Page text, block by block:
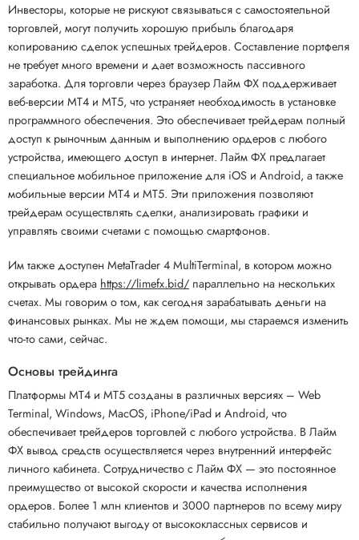
Инвесторы, которые не рискуют связываться с самостоятельной
торговлей, могут получить хорошую прибыль благодаря
копированию сделок успешных трейдеров. Составление портфеля
не требует много времени и дает возможность пассивного
заработка. Для торговли через браузер Лайм ФХ поддерживает
веб-версии MT4 и MT5, что устраняет необходимость в установке
программного обеспечения. Это обеспечивает трейдерам полный
доступ к рыночным данным и выполнению ордеров с любого
устройства, имеющего доступ в интернет. Лайм ФХ предлагает
специальное мобильное приложение для iOS и Android, а также
мобильные версии MT4 и MT5. Эти приложения позволяют
трейдерам осуществлять сделки, анализировать графики и
управлять своими счетами с помощью смартфонов.
Им также доступен MetaTrader 4 MultiTerminal, в котором можно
открывать ордера https://limefx.bid/ параллельно на нескольких
счетах. Мы говорим о том, как сегодня зарабатывать деньги на
финансовых рынках. Мы не ждем помощи, мы стараемся изменить
что-то сами, сейчас.
Основы трейдинга
Платформы MT4 и MT5 созданы в различных версиях – Web
Terminal, Windows, MacOS, iPhone/iPad и Android, что
обеспечивает трейдеров торговлей с любого устройства. В Лайм
ФХ вывод средств осуществляется через внутренний интерфейс
личного кабинета. Сотрудничество с Лайм ФХ — это постоянное
преимущество от высокой скорости и качества исполнения
ордеров. Более 1 млн клиентов и 3000 партнеров по всему миру
стабильно получают выгоду от высококлассных сервисов и